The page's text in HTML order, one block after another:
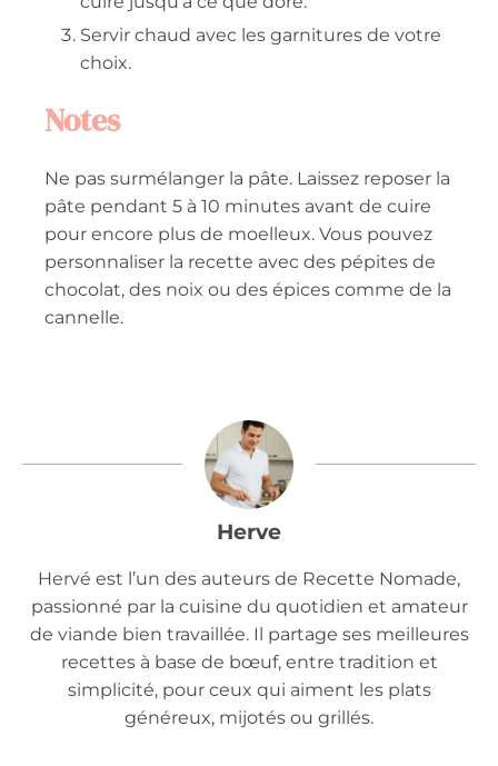
Servir chaud avec les garnitures de votre
choix.
Notes
Ne pas surmélanger la pâte. Laissez reposer la
pâte pendant 5 à 10 minutes avant de cuire
pour encore plus de moelleux. Vous pouvez
personnaliser la recette avec des pépites de
chocolat, des noix ou des épices comme de la
cannelle.
Herve
Hervé est l’un des auteurs de Recette Nomade,
passionné par la cuisine du quotidien et amateur
de viande bien travaillée. Il partage ses meilleures
recettes à base de bœuf, entre tradition et
simplicité, pour ceux qui aiment les plats
généreux, mijotés ou grillés.